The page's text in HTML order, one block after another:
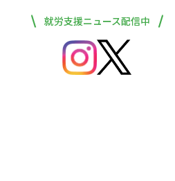
就労支援ニュース配信中